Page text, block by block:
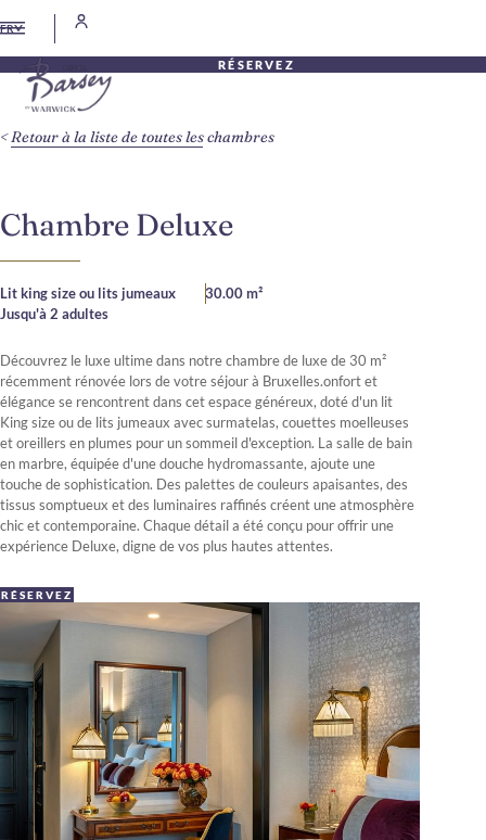
FR
RÉSERVEZ
Chambre Deluxe
Lit king size ou lits jumeaux
30.00 m²
Jusqu'à 2 adultes
Découvrez le luxe ultime dans notre chambre de luxe de 30 m²
récemment rénovée lors de votre séjour à Bruxelles.onfort et
élégance se rencontrent dans cet espace généreux, doté d'un lit
King size ou de lits jumeaux avec surmatelas, couettes moelleuses
et oreillers en plumes pour un sommeil d'exception. La salle de bain
en marbre, équipée d'une douche hydromassante, ajoute une
touche de sophistication. Des palettes de couleurs apaisantes, des
tissus somptueux et des luminaires raffinés créent une atmosphère
chic et contemporaine. Chaque détail a été conçu pour offrir une
expérience Deluxe, digne de vos plus hautes attentes.
RÉSERVEZ
Retour à la liste de toutes les chambres